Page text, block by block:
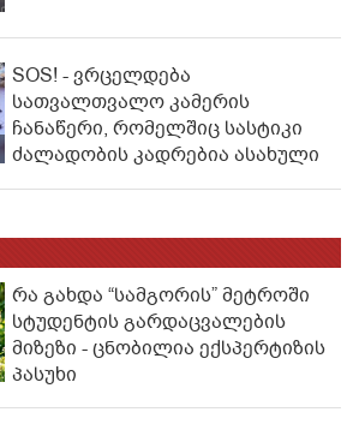
SOS! - ვრცელდება
სათვალთვალო კამერის
ჩანაწერი, რომელშიც სასტიკი
ძალადობის კადრებია ასახული
რა გახდა “სამგორის” მეტროში
სტუდენტის გარდაცვალების
მიზეზი - ცნობილია ექსპერტიზის
პასუხი